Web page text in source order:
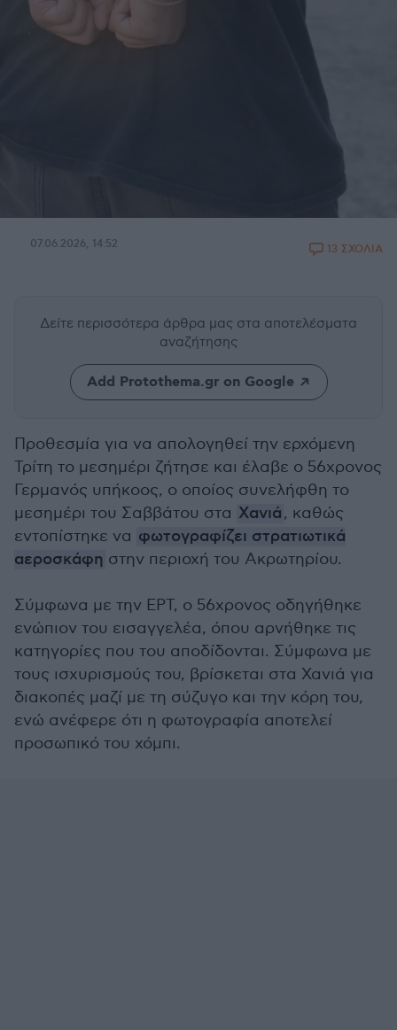
07.06.2026, 14:52 13 ΣΧΟΛΙΑ
Δείτε περισσότερα άρθρα μας στα αποτελέσματα
αναζήτησης
Add Protothema.gr on Google
Προθεσμία για να απολογηθεί την ερχόμενη
Τρίτη το μεσημέρι ζήτησε και έλαβε ο 56χρονος
Γερμανός υπήκοος, ο οποίος συνελήφθη το
μεσημέρι του Σαββάτου στα Χανιά, καθώς
εντοπίστηκε να φωτογραφίζει στρατιωτικά
αεροσκάφη στην περιοχή του Ακρωτηρίου.
Σύμφωνα με την ΕΡΤ, ο 56χρονος οδηγήθηκε
ενώπιον του εισαγγελέα, όπου αρνήθηκε τις
κατηγορίες που του αποδίδονται. Σύμφωνα με
τους ισχυρισμούς του, βρίσκεται στα Χανιά για
διακοπές μαζί με τη σύζυγο και την κόρη του,
ενώ ανέφερε ότι η φωτογραφία αποτελεί
προσωπικό του χόμπι.